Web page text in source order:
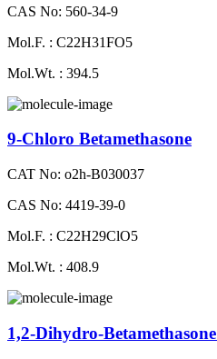
CAS No: 560-34-9
Mol.F. : C22H31FO5
Mol.Wt. : 394.5
9-Chloro Betamethasone
CAT No: o2h-B030037
CAS No: 4419-39-0
Mol.F. : C22H29ClO5
Mol.Wt. : 408.9
1,2-Dihydro-